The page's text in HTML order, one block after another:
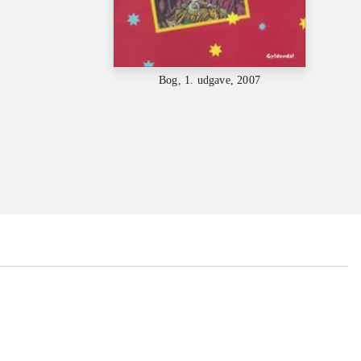
Bog, 1. udgave, 2007